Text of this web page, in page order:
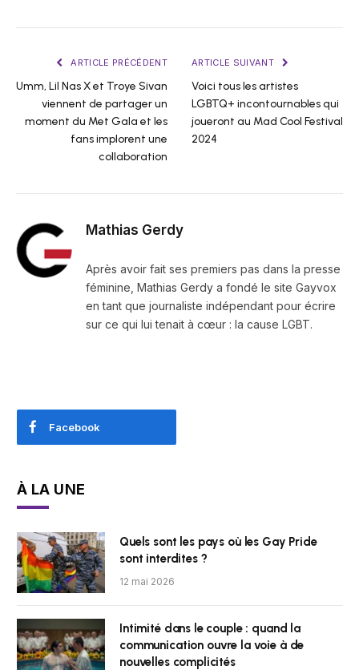
ARTICLE PRÉCÉDENT
Umm, Lil Nas X et Troye Sivan
viennent de partager un
moment du Met Gala et les
fans implorent une
collaboration
ARTICLE SUIVANT
Voici tous les artistes
LGBTQ+ incontournables qui
joueront au Mad Cool Festival
2024
Mathias Gerdy
Après avoir fait ses premiers pas dans la presse
féminine, Mathias Gerdy a fondé le site Gayvox
en tant que journaliste indépendant pour écrire
sur ce qui lui tenait à cœur : la cause LGBT.
Facebook
À LA UNE
Quels sont les pays où les Gay Pride
sont interdites ?
12 mai 2026
Intimité dans le couple : quand la
communication ouvre la voie à de
nouvelles complicités